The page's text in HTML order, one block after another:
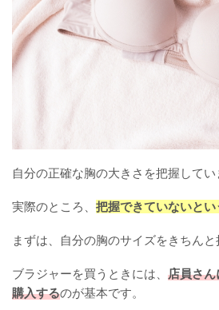
自分の正確な胸の大きさを把握してい
実際のところ、 把握できていないと
まずは、自分の胸のサイズをきちんと
ブラジャーを買うときには、 店員さん
購入するのが基本です。